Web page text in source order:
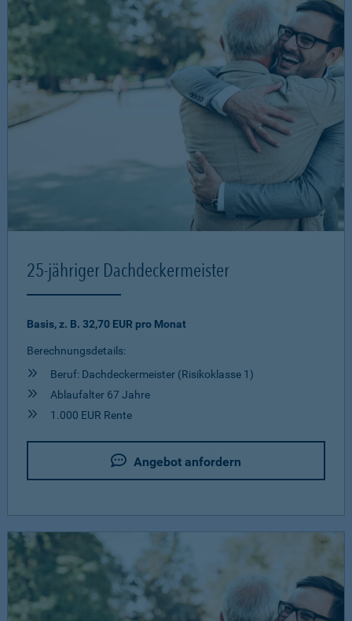
25-jähriger Dachdeckermeister
Basis, z. B. 32,70 EUR pro Monat
Berechnungsdetails:
Beruf: Dachdeckermeister (Risikoklasse 1)
Ablaufalter 67 Jahre
1.000 EUR Rente
Angebot anfordern